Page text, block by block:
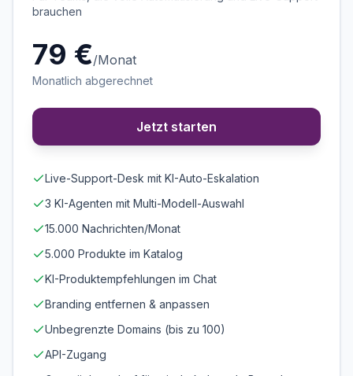
brauchen
79 €/Monat
Monatlich abgerechnet
Jetzt starten
Live-Support-Desk mit KI-Auto-Eskalation
3 KI-Agenten mit Multi-Modell-Auswahl
15.000 Nachrichten/Monat
5.000 Produkte im Katalog
KI-Produktempfehlungen im Chat
Branding entfernen & anpassen
Unbegrenzte Domains (bis zu 100)
API-Zugang